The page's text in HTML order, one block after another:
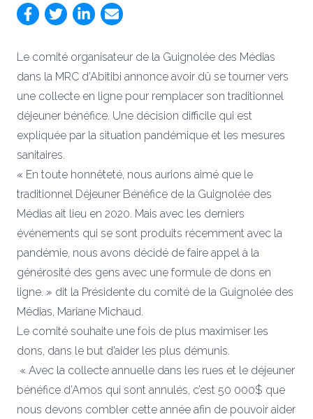
Le comité organisateur de la Guignolée des Médias
dans la MRC d’Abitibi annonce avoir dû se tourner vers
une collecte en ligne pour remplacer son traditionnel
déjeuner bénéfice. Une décision difficile qui est
expliquée par la situation pandémique et les mesures
sanitaires.
« En toute honnêteté, nous aurions aimé que le
traditionnel Déjeuner Bénéfice de la Guignolée des
Médias ait lieu en 2020. Mais avec les derniers
événements qui se sont produits récemment avec la
pandémie, nous avons décidé de faire appel à la
générosité des gens avec une formule de dons en
ligne. » dit la Présidente du comité de la Guignolée des
Médias, Mariane Michaud.
Le comité souhaite une fois de plus maximiser les
dons, dans le but d’aider les plus démunis.
« Avec la collecte annuelle dans les rues et le déjeuner
bénéfice d’Amos qui sont annulés, c’est 50 000$ que
nous devons combler cette année afin de pouvoir aider